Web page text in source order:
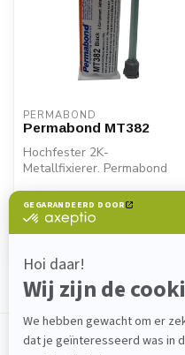
PERMABOND
Permabond MT382
Hochfester 2K-
Metallfixierer. Permabond
Haftung, strukture...
€15,10
Auf Lager
Zeige